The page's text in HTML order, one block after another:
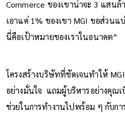
Commerce ของเขาน่าจะ 3 แสน
เอาแค่ 1% ของเขา MGI ขอส่วน
นี่คือเป้าหมายของเราในอนาคต”
โครงสร้างบริษัทที่ชัดเจนทำให้
อย่างมั่นใจ แถมผู้บริหารอย่างคุณเ
ช่วยในการทำงานไปพร้อม ๆ กับกา